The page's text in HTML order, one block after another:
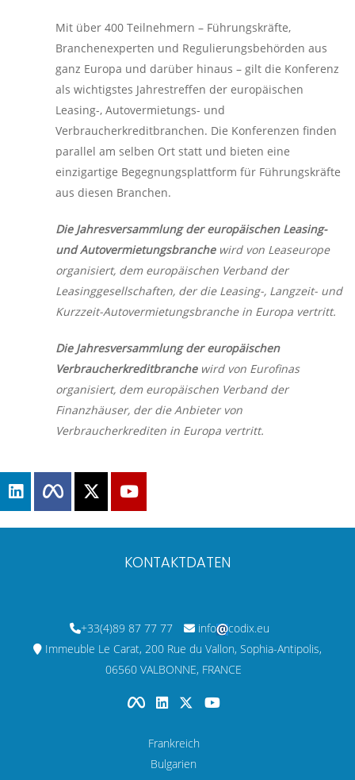
Mit über 400 Teilnehmern – Führungskräfte,
Branchenexperten und Regulierungsbehörden aus
ganz Europa und darüber hinaus – gilt die Konferenz
als wichtigstes Jahrestreffen der europäischen
Leasing-, Autovermietungs- und
Verbraucherkreditbranchen. Die Konferenzen finden
parallel am selben Ort statt und bieten eine
einzigartige Begegnungsplattform für Führungskräfte
aus diesen Branchen.
Die Jahresversammlung der europäischen Leasing-
und Autovermietungsbranchewird von Leaseurope
organisiert, dem europäischen Verband der
Leasinggesellschaften, der die Leasing-, Langzeit- und
Kurzzeit-Autovermietungsbranche in Europa vertritt.
Die Jahresversammlung der europäischen
Verbraucherkreditbranchewird von Eurofinas
organisiert, dem europäischen Verband der
Finanzhäuser, der die Anbieter von
Verbraucherkrediten in Europa vertritt.
KONTAKTDATEN
+33(4)89 87 77 77 info
codix.eu
Immeuble Le Carat, 200 Rue du Vallon, Sophia-Antipolis,
06560 VALBONNE, FRANCE
Frankreich
Bulgarien